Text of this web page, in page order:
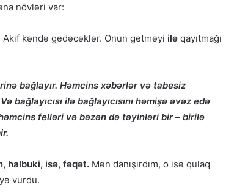
növləri var:
Akif kəndə gedəcəklər. Onun getməyi ilə qayıtmağı
bağlayır. Həmcins xəbərlər və tabesiz
ilə bağlayıcısını həmişə əvəz edə
felləri və bəzən də təyinləri bir – birilə
halbuki, isə, fəqət. Mən danışırdım, o isə qulaq
vurdu.